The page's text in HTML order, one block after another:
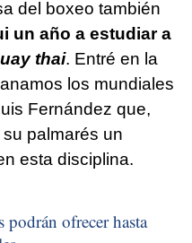
del boxeo también
un año a estudiar a
thai. Entré en la
los mundiales
Fernández que,
palmarés un
esta disciplina.
podrán ofrecer hasta